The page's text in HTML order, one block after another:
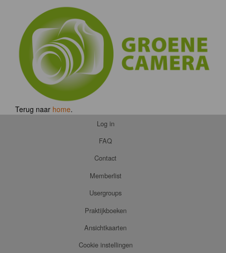
Terug naar home.
Log in
FAQ
Contact
Memberlist
Usergroups
Praktijkboeken
Ansichtkaarten
Cookie instellingen